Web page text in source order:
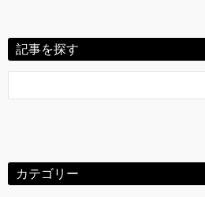
記事を探す
カテゴリー